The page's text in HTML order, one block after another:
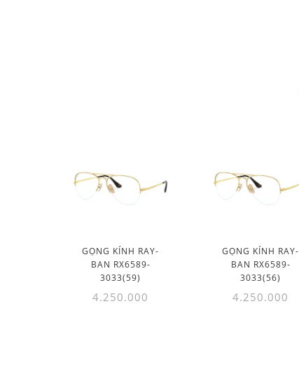
GỌNG KÍNH RAY-
BAN RX6589-
3033(59)
4.250.000
GỌNG KÍNH RAY-
BAN RX6589-
3033(56)
4.250.000